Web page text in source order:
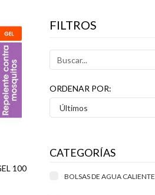
100
FILTROS
ORDENAR POR:
CATEGORÍAS
BOLSAS DE AGUA CALIENTE